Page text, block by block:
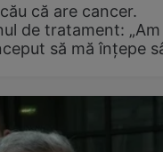
că are cancer.
de tratament:
să mă înțepe